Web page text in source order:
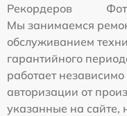
Рекордеров
Мы занимаемся
обслуживанием
гарантийного
работает
авторизации от
указанные на сайте,